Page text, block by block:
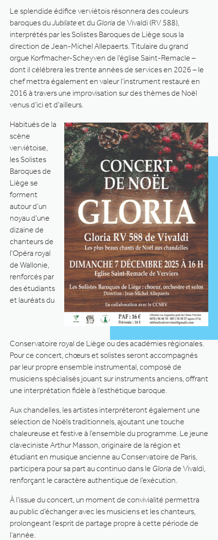
Le splendide édifice verviétois résonnera des couleurs
baroques duJubilateet du Gloria de Vivaldi (RV 588),
interprétés par les Solistes Baroques de Liège sous la
direction de Jean-Michel Allepaerts. Titulaire du grand
orgue Korfmacher-Scheyven de l’église Saint-Remacle –
dont il célébrera les trente années de services en 2026 – le
chef mettra également en valeur l’instrument restauré en
2016 à travers une improvisation sur des thèmes de Noël
venus d’ici et d’ailleurs.
Habitués de la
scène
verviétoise,
les Solistes
Baroques de
Liège se
forment
autour d’un
noyau d’une
dizaine de
chanteurs de
l’Opéra royal
de Wallonie,
renforcés par
des étudiants
et lauréats du
Conservatoire royal de Liège ou des académies régionales.
Pour ce concert, chœurs et solistes seront accompagnés
par leur propre ensemble instrumental, composé de
musiciens spécialisés jouant sur instruments anciens, offrant
une interprétation fidèle à l’esthétique baroque.
Aux chandelles, les artistes interpréteront également une
sélection de Noëls traditionnels, ajoutant une touche
chaleureuse et festive à l’ensemble du programme. Le jeune
claveciniste Arthur Masson, originaire de la région et
étudiant en musique ancienne au Conservatoire de Paris,
participera pour sa part au continuo dans le Gloria de Vivaldi,
renforçant le caractère authentique de l’exécution.
À l’issue du concert, un moment de convivialité permettra
au public d’échanger avec les musiciens et les chanteurs,
prolongeant l’esprit de partage propre à cette période de
l’année.